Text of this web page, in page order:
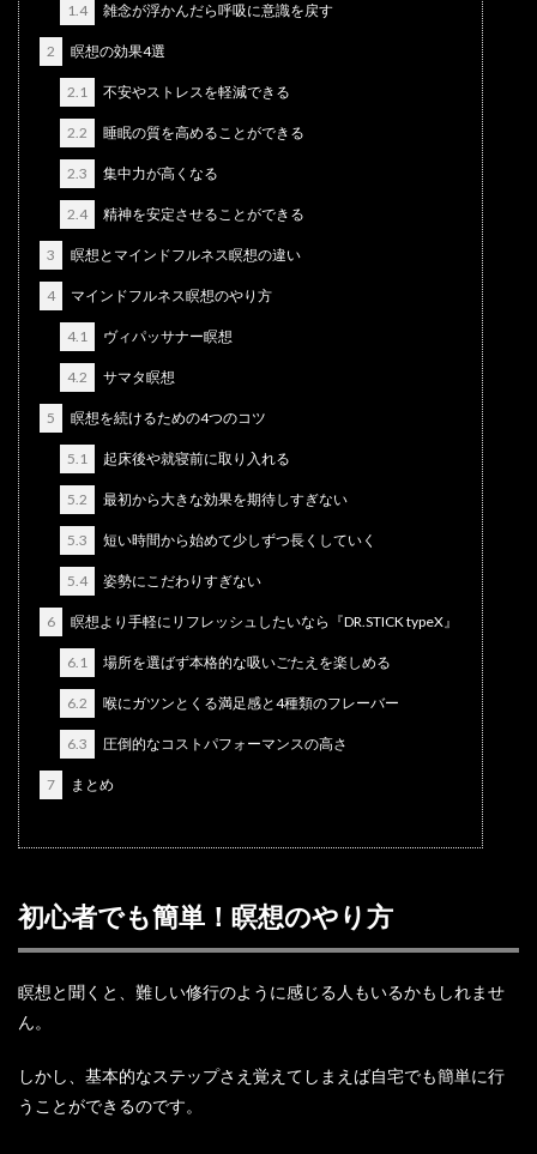
1.4 雑念が浮かんだら呼吸に意識を戻す
2 瞑想の効果4選
2.1 不安やストレスを軽減できる
2.2 睡眠の質を高めることができる
2.3 集中力が高くなる
2.4 精神を安定させることができる
3 瞑想とマインドフルネス瞑想の違い
4 マインドフルネス瞑想のやり方
4.1 ヴィパッサナー瞑想
4.2 サマタ瞑想
5 瞑想を続けるための4つのコツ
5.1 起床後や就寝前に取り入れる
5.2 最初から大きな効果を期待しすぎない
5.3 短い時間から始めて少しずつ長くしていく
5.4 姿勢にこだわりすぎない
6 瞑想より手軽にリフレッシュしたいなら『DR.STICK typeX』
6.1 場所を選ばず本格的な吸いごたえを楽しめる
6.2 喉にガツンとくる満足感と4種類のフレーバー
6.3 圧倒的なコストパフォーマンスの高さ
7 まとめ
初心者でも簡単！瞑想のやり方
瞑想と聞くと、難しい修行のように感じる人もいるかもしれませ
ん。
しかし、基本的なステップさえ覚えてしまえば自宅でも簡単に行
うことができるのです。